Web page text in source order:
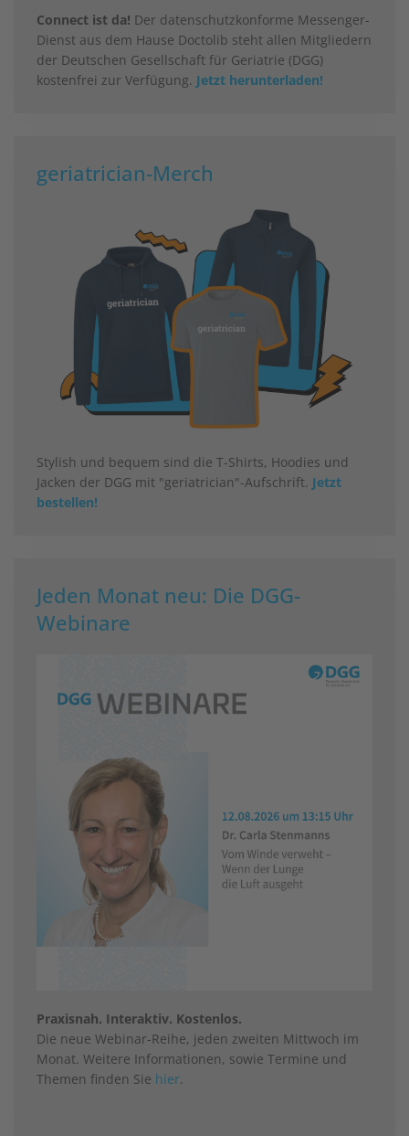
Connect ist da! Der datenschutzkonforme Messenger-
Dienst aus dem Hause Doctolib steht allen Mitgliedern
der Deutschen Gesellschaft für Geriatrie (DGG)
kostenfrei zur Verfügung. Jetzt herunterladen!
geriatrician-Merch
Stylish und bequem sind die T-Shirts, Hoodies und
Jacken der DGG mit "geriatrician"-Aufschrift. Jetzt
bestellen!
Jeden Monat neu: Die DGG-
Webinare
Praxisnah. Interaktiv. Kostenlos.
Die neue Webinar-Reihe, jeden zweiten Mittwoch im
Monat. Weitere Informationen, sowie Termine und
Themen finden Sie hier.